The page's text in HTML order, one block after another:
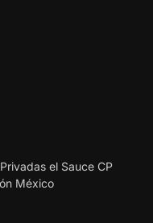
el Sauce CP
México